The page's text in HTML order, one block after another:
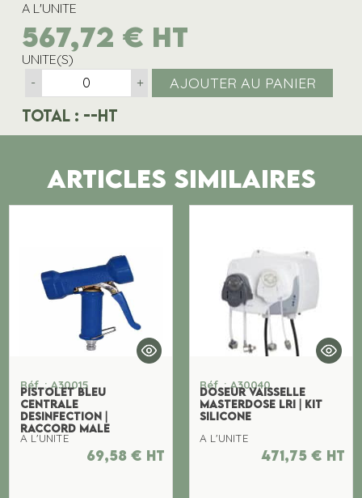
A L'UNITE
567,72 € HT
UNITE(S)
-
+ AJOUTER AU PANIER
Total : --HT
ARTICLES SIMILAIRES
Réf. : A30015
PISTOLET BLEU
CENTRALE
DESINFECTION |
RACCORD MALE
A L'UNITE
69,58 € ht
Réf. : A30040
DOSEUR VAISSELLE
MASTERDOSE LRI | KIT
SILICONE
A L'UNITE
471,75 € ht